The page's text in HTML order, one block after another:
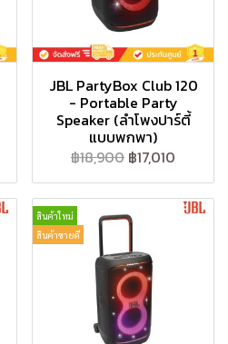
JBL PartyBox Club 120
- Portable Party
Speaker (ลำโพงปาร์ตี้
แบบพกพา)
฿18,900 ฿17,010
สินค้าใหม่
สินค้าขายดี